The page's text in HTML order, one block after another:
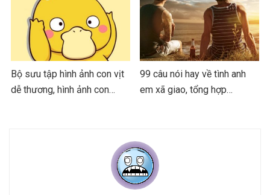
Bộ sưu tập hình ảnh con vịt
dễ thương, hình ảnh con…
99 câu nói hay về tình anh
em xã giao, tổng hợp…